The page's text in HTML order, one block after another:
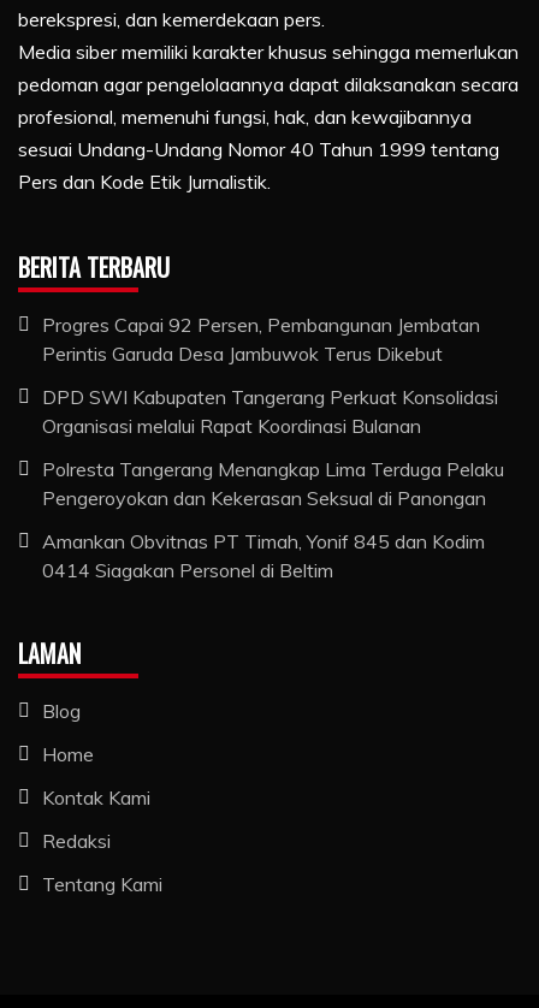
berekspresi, dan kemerdekaan pers.
Media siber memiliki karakter khusus sehingga memerlukan
pedoman agar pengelolaannya dapat dilaksanakan secara
profesional, memenuhi fungsi, hak, dan kewajibannya
sesuai Undang-Undang Nomor 40 Tahun 1999 tentang
Pers dan Kode Etik Jurnalistik.
BERITA TERBARU
Progres Capai 92 Persen, Pembangunan Jembatan
Perintis Garuda Desa Jambuwok Terus Dikebut
DPD SWI Kabupaten Tangerang Perkuat Konsolidasi
Organisasi melalui Rapat Koordinasi Bulanan
Polresta Tangerang Menangkap Lima Terduga Pelaku
Pengeroyokan dan Kekerasan Seksual di Panongan
Amankan Obvitnas PT Timah, Yonif 845 dan Kodim
0414 Siagakan Personel di Beltim
LAMAN
Blog
Home
Kontak Kami
Redaksi
Tentang Kami